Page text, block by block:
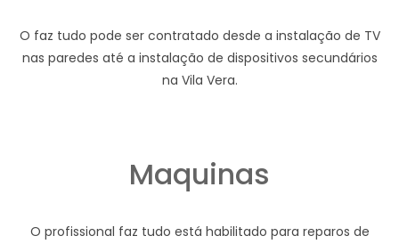
O faz tudo pode ser contratado desde a instalação de TV
nas paredes até a instalação de dispositivos secundários
na Vila Vera.
Maquinas
O profissional faz tudo está habilitado para reparos de